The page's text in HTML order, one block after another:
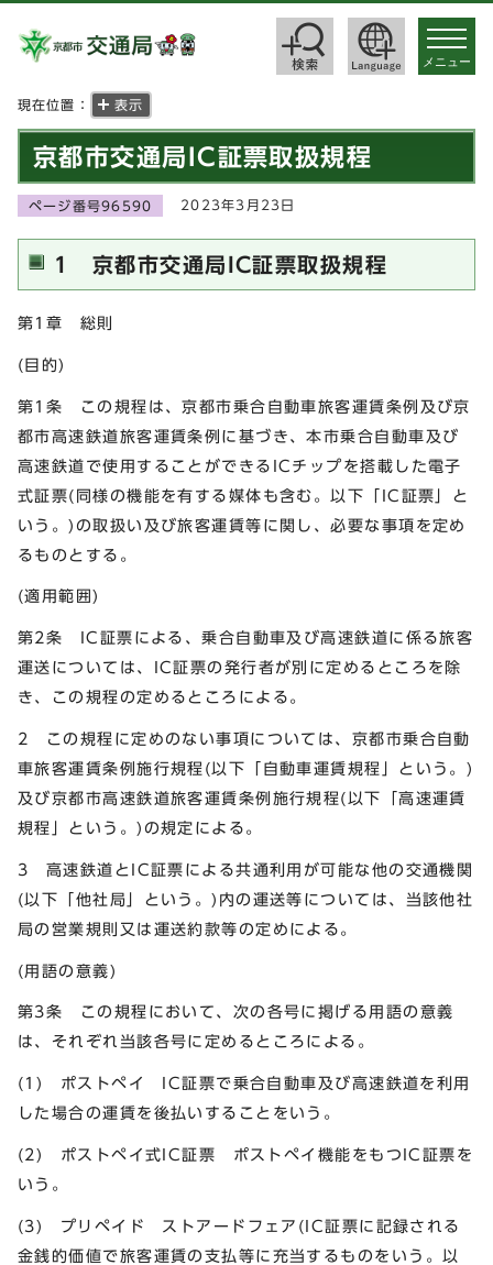
toggle
メニュー
現在位置： 表示
京都市交通局IC証票取扱規程
ページ番号96590 2023年3月23日
1 京都市交通局IC証票取扱規程
第1章 総則
(目的)
第1条 この規程は、京都市乗合自動車旅客運賃条例及び京
都市高速鉄道旅客運賃条例に基づき、本市乗合自動車及び
高速鉄道で使用することができるICチップを搭載した電子
式証票(同様の機能を有する媒体も含む。以下「IC証票」と
いう。)の取扱い及び旅客運賃等に関し、必要な事項を定め
るものとする。
(適用範囲)
第2条 IC証票による、乗合自動車及び高速鉄道に係る旅客
運送については、IC証票の発行者が別に定めるところを除
き、この規程の定めるところによる。
2 この規程に定めのない事項については、京都市乗合自動
車旅客運賃条例施行規程(以下「自動車運賃規程」という。)
及び京都市高速鉄道旅客運賃条例施行規程(以下「高速運賃
規程」という。)の規定による。
3 高速鉄道とIC証票による共通利用が可能な他の交通機関
(以下「他社局」という。)内の運送等については、当該他社
局の営業規則又は運送約款等の定めによる。
(用語の意義)
第3条 この規程において、次の各号に掲げる用語の意義
は、それぞれ当該各号に定めるところによる。
(1) ポストペイ IC証票で乗合自動車及び高速鉄道を利用
した場合の運賃を後払いすることをいう。
(2) ポストペイ式IC証票 ポストペイ機能をもつIC証票を
いう。
(3) プリペイド ストアードフェア(IC証票に記録される
金銭的価値で旅客運賃の支払等に充当するものをいう。以